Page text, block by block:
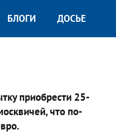
БЛОГИ ДОСЬЕ
приобрести 25-
что по-